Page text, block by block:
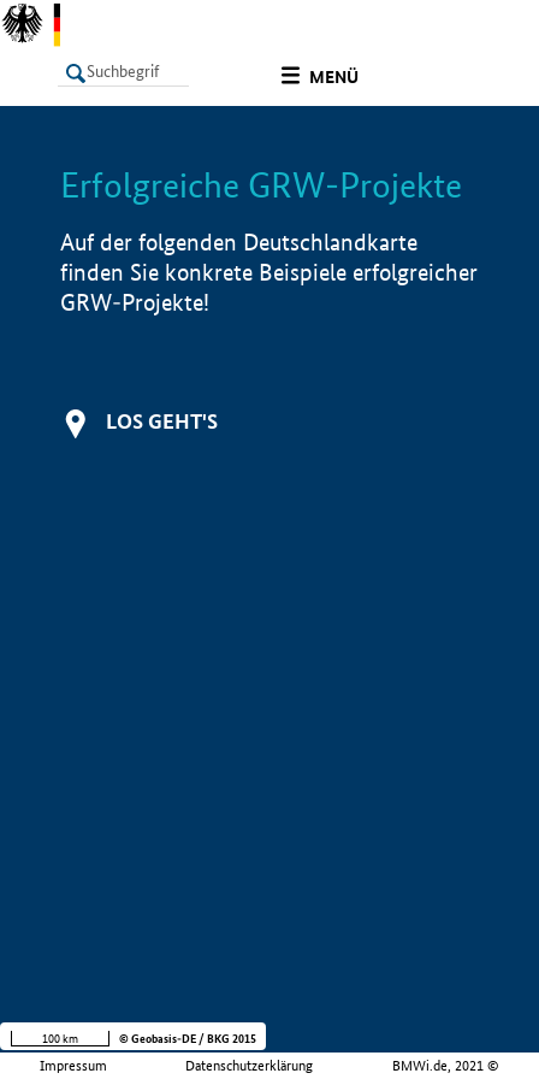
MENÜ
LISTE Info
Erfolgreiche GRW-Projekte
Auf der folgenden Deutschlandkarte
finden Sie konkrete Beispiele erfolgreicher
GRW-Projekte!
LOS GEHT'S
Impressum Datenschutzerklärung BMWi.de, 2021 ©
100 km © Geobasis-DE / BKG 2015